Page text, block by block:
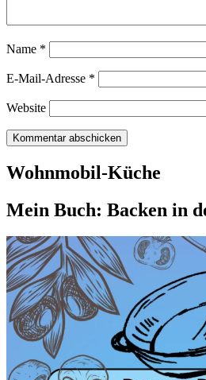
Name *
E-Mail-Adresse *
Website
Wohnmobil-Küche
Mein Buch: Backen in